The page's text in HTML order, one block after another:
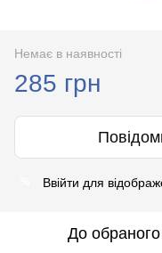
Немає в наявності
285 грн
Ввійти для
До обраного